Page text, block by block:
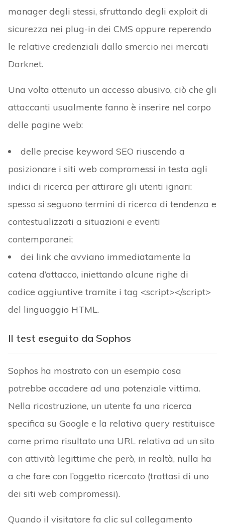
manager degli stessi, sfruttando degli exploit di
sicurezza nei plug-in dei CMS oppure reperendo
le relative credenziali dallo smercio nei mercati
Darknet.
Una volta ottenuto un accesso abusivo, ciò che gli
attaccanti usualmente fanno è inserire nel corpo
delle pagine web:
delle precise keyword SEO riuscendo a
posizionare i siti web compromessi in testa agli
indici di ricerca per attirare gli utenti ignari:
spesso si seguono termini di ricerca di tendenza e
contestualizzati a situazioni e eventi
contemporanei;
dei link che avviano immediatamente la
catena d’attacco, iniettando alcune righe di
codice aggiuntive tramite i tag <script></script>
del linguaggio HTML.
Il test eseguito da Sophos
Sophos ha mostrato con un esempio cosa
potrebbe accadere ad una potenziale vittima.
Nella ricostruzione, un utente fa una ricerca
specifica su Google e la relativa query restituisce
come primo risultato una URL relativa ad un sito
con attività legittime che però, in realtà, nulla ha
a che fare con l’oggetto ricercato (trattasi di uno
dei siti web compromessi).
Quando il visitatore fa clic sul collegamento